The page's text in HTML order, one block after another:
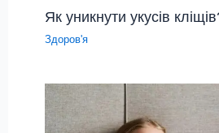
Як уникнути укусів
Здоров'я